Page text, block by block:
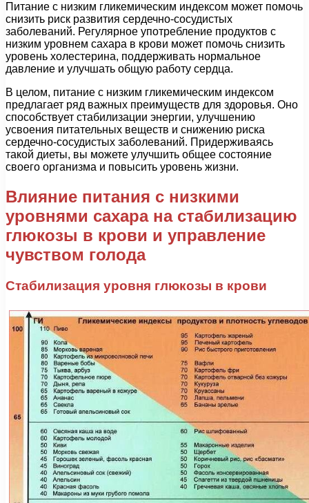
Питание с низким гликемическим индексом может помочь
снизить риск развития сердечно-сосудистых
заболеваний. Регулярное употребление продуктов с
низким уровнем сахара в крови может помочь снизить
уровень холестерина, поддерживать нормальное
давление и улучшать общую работу сердца.
В целом, питание с низким гликемическим индексом
предлагает ряд важных преимуществ для здоровья. Оно
способствует стабилизации энергии, улучшению
усвоения питательных веществ и снижению риска
сердечно-сосудистых заболеваний. Придерживаясь
такой диеты, вы можете улучшить общее состояние
своего организма и повысить уровень жизни.
Влияние питания с низкими
уровнями сахара на стабилизацию
глюкозы в крови и управление
чувством голода
Стабилизация уровня глюкозы в крови